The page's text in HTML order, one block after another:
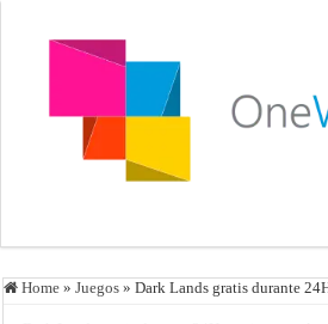
Home » Juegos » Dark Lands gratis durante